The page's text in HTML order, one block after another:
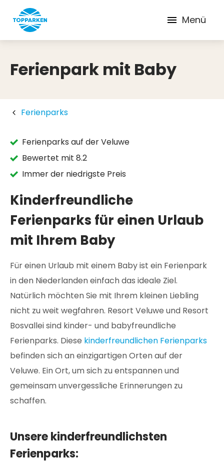
Menü
Ferienpark mit Baby
Ferienparks
Ferienparks auf der Veluwe
Bewertet mit 8.2
Immer der niedrigste Preis
Kinderfreundliche
Ferienparks für einen Urlaub
mit Ihrem Baby
Für einen Urlaub mit einem Baby ist ein Ferienpark
in den Niederlanden einfach das ideale Ziel.
Natürlich möchten Sie mit Ihrem kleinen Liebling
nicht zu weit wegfahren. Resort Veluwe und Resort
Bosvallei sind kinder- und babyfreundliche
Ferienparks. Diese kinderfreundlichen Ferienparks
befinden sich an einzigartigen Orten auf der
Veluwe. Ein Ort, um sich zu entspannen und
gemeinsam unvergessliche Erinnerungen zu
schaffen.
Unsere kinderfreundlichsten
Ferienparks: